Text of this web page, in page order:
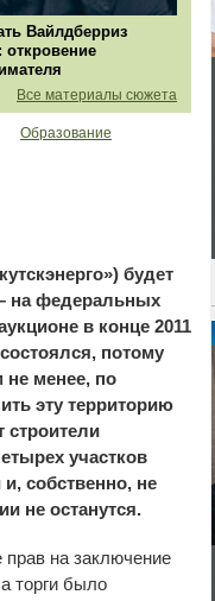
Вайлдберриз
откровение
Все материалы сюжета
Образование
будет
на федеральных
в конце 2011
потому
не менее, по
эту территорию
строители
участков
собственно, не
не останутся.
на заключение
торги было